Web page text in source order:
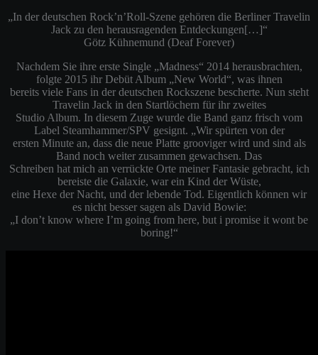
„In der deutschen Rock’n’Roll-Szene gehören die Berliner Travelin
Jack zu den herausragenden Entdeckungen[…]“
Götz Kühnemund (Deaf Forever)
Nachdem Sie ihre erste Single „Madness“ 2014 herausbrachten,
folgte 2015 ihr Debüt Album „New World“, was ihnen
bereits viele Fans in der deutschen Rockszene bescherte. Nun steht
Travelin Jack in den Startlöchern für ihr zweites
Studio Album. In diesem Zuge wurde die Band ganz frisch vom
Label Steamhammer/SPV gesignt. „Wir spürten von der
ersten Minute an, dass die neue Platte grooviger wird und sind als
Band noch weiter zusammen gewachsen. Das
Schreiben hat mich an verrückte Orte meiner Fantasie gebracht, ich
bereiste die Galaxie, war ein Kind der Wüste,
eine Hexe der Nacht, und der lebende Tod. Eigentlich können wir
es nicht besser sagen als David Bowie:
„I don’t know where I’m going from here, but i promise it wont be
boring!“